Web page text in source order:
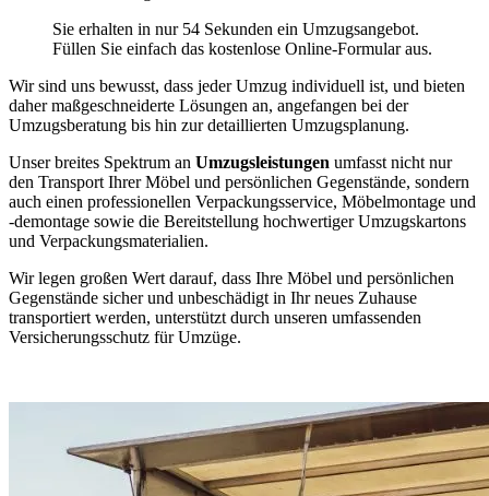
Sie erhalten in nur 54 Sekunden ein Umzugsangebot.
Füllen Sie einfach das kostenlose Online-Formular aus.
Wir sind uns bewusst, dass jeder Umzug individuell ist, und bieten
daher maßgeschneiderte Lösungen an, angefangen bei der
Umzugsberatung bis hin zur detaillierten Umzugsplanung.
Unser breites Spektrum an Umzugsleistungen umfasst nicht nur
den Transport Ihrer Möbel und persönlichen Gegenstände, sondern
auch einen professionellen Verpackungsservice, Möbelmontage und
-demontage sowie die Bereitstellung hochwertiger Umzugskartons
und Verpackungsmaterialien.
Wir legen großen Wert darauf, dass Ihre Möbel und persönlichen
Gegenstände sicher und unbeschädigt in Ihr neues Zuhause
transportiert werden, unterstützt durch unseren umfassenden
Versicherungsschutz für Umzüge.